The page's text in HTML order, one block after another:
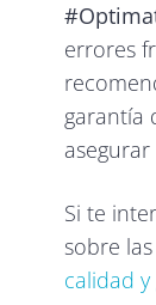
errores
garantía
Si te
sobre las
calidad